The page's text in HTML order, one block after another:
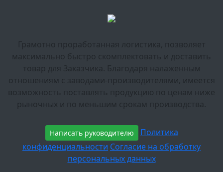
Грамотно проработанная логистика, позволяет
максимально быстро скомплектовать и доставить
товар для Заказчика. Благодаря налаженным
отношениям с заводами-производителями, имеется
возможность поставлять продукцию по ценам ниже
рыночных и по меньшим срокам производства.
Написать руководителю
Политика
конфиденциальности Согласие на обработку
персональных данных